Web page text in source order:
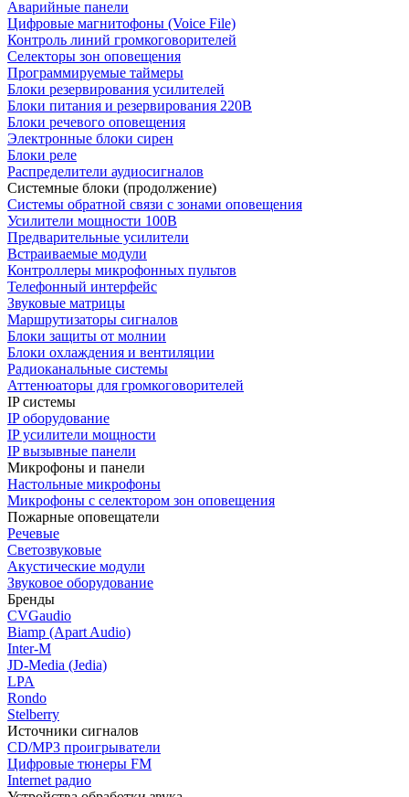
Аварийные панели
Цифровые магнитофоны (Voice File)
Контроль линий громкоговорителей
Селекторы зон оповещения
Программируемые таймеры
Блоки резервирования усилителей
Блоки питания и резервирования 220В
Блоки речевого оповещения
Электронные блоки сирен
Блоки реле
Распределители аудиосигналов
Системные блоки (продолжение)
Системы обратной связи с зонами оповещения
Усилители мощности 100В
Предварительные усилители
Встраиваемые модули
Контроллеры микрофонных пультов
Телефонный интерфейс
Звуковые матрицы
Маршрутизаторы сигналов
Блоки защиты от молнии
Блоки охлаждения и вентиляции
Радиоканальные системы
Аттенюаторы для громкоговорителей
IP системы
IP оборудование
IP усилители мощности
IP вызывные панели
Микрофоны и панели
Настольные микрофоны
Микрофоны с селектором зон оповещения
Пожарные оповещатели
Речевые
Светозвуковые
Акустические модули
Звуковое оборудование
Бренды
CVGaudio
Biamp (Apart Audio)
Inter-M
JD-Media (Jedia)
LPA
Rondo
Stelberry
Источники сигналов
CD/MP3 проигрыватели
Цифровые тюнеры FM
Internet радио